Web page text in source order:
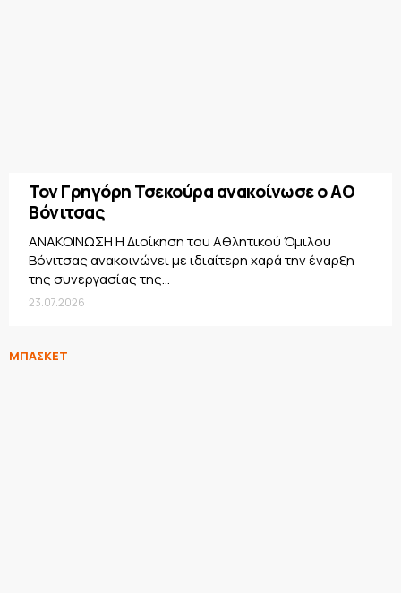
Τον Γρηγόρη Τσεκούρα ανακοίνωσε ο ΑΟ
Βόνιτσας
ΑΝΑΚΟΙΝΩΣΗ Η Διοίκηση του Αθλητικού Όμιλου
Βόνιτσας ανακοινώνει με ιδιαίτερη χαρά την έναρξη
της συνεργασίας της...
23.07.2026
ΜΠΑΣΚΕΤ